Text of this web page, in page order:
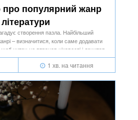
про популярний жанр
створення пазла. Найбільший
– визначитися, коли саме додавати
читач не втрачав цікавості і дочитав
викриття.
1 хв. на читання